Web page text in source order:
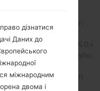
Unknown
Android 6.0.x
Marshmallow
Unknown
дізнатися
Даних до
міжнародним
двома і